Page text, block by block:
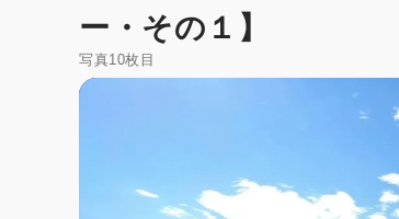
ー・その１】
写真10枚目